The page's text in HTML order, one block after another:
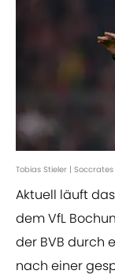
Tobias Stieler |
Aktuell läuft
dem VfL
der BVB durch
nach einer